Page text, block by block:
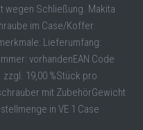
wegen Schließung. Makita
im Case/Koffer.
Lieferumfang:
vorhandenEAN Code
19,00 %Stück pro
mit ZubehörGewicht
in VE 1 Case